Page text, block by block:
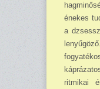
énekes
a
ritmikai